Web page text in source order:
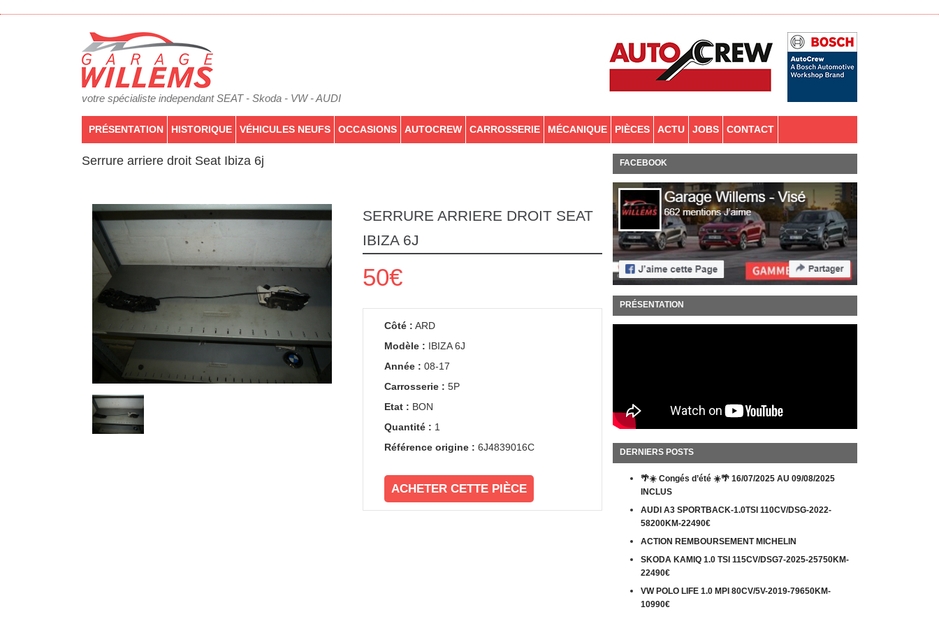
votre spécialiste independant SEAT - Skoda - VW - AUDI
PRÉSENTATION HISTORIQUE VÉHICULES NEUFS OCCASIONS AUTOCREW CARROSSERIE MÉCANIQUE PIÈCES ACTU JOBS CONTACT
Serrure arriere droit Seat Ibiza 6j
SERRURE ARRIERE DROIT SEAT
IBIZA 6J
50€
Côté : ARD
Modèle : IBIZA 6J
Année : 08-17
Carrosserie : 5P
Etat : BON
Quantité : 1
Référence origine : 6J4839016C
ACHETER CETTE PIÈCE
FACEBOOK
PRÉSENTATION
DERNIERS POSTS
🌴☀️ Congés d’été ☀️🌴 16/07/2025 AU 09/08/2025
INCLUS
AUDI A3 SPORTBACK-1.0TSI 110CV/DSG-2022-
58200KM-22490€
ACTION REMBOURSEMENT MICHELIN
SKODA KAMIQ 1.0 TSI 115CV/DSG7-2025-25750KM-
22490€
VW POLO LIFE 1.0 MPI 80CV/5V-2019-79650KM-
10990€